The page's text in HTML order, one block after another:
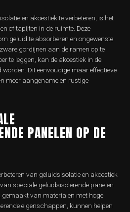
en akoestiek te verbeteren, is het
of tapijten in de ruimte. Deze
geluid te absorberen en ongewenste
gordijnen aan de ramen op te
te leggen, kan de akoestiek in de
Dit eenvoudige maar effectieve
meer aangename en rustige
PANELEN OP DE
van geluidsisolatie en akoestiek
speciale geluidsisolerende panelen
gemaakt van materialen met hoge
eigenschappen, kunnen helpen